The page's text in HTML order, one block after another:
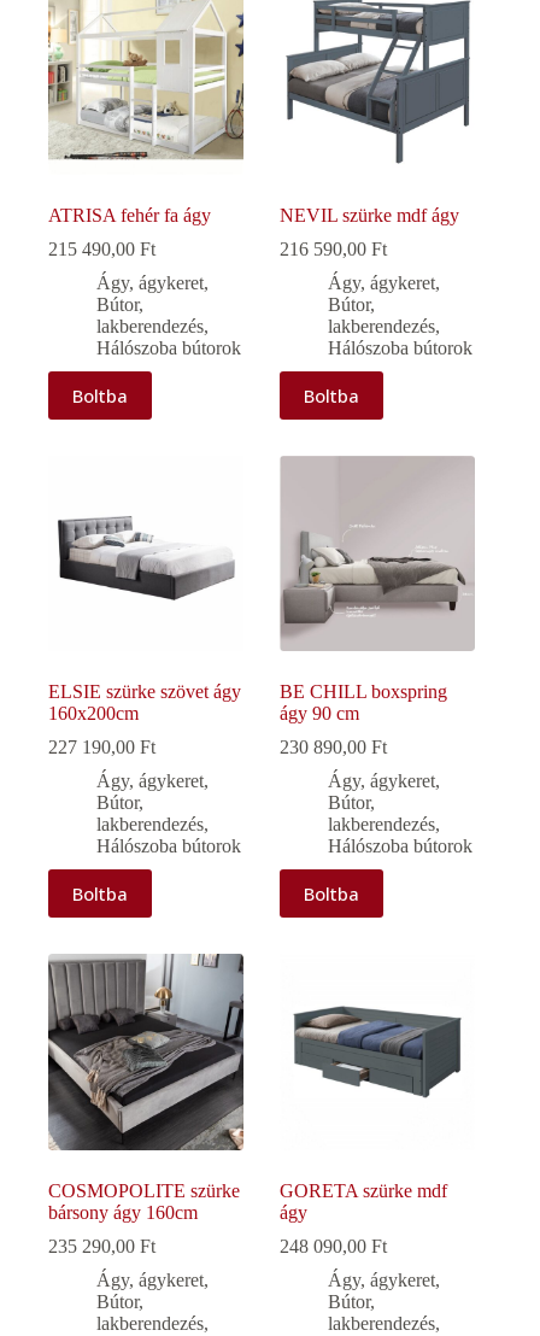
ATRISA fehér fa ágy
215 490,00 Ft
Ágy, ágykeret,
Bútor,
lakberendezés,
Hálószoba bútorok
Boltba
NEVIL szürke mdf ágy
216 590,00Ft
Ágy, ágykeret,
Bútor,
lakberendezés,
Hálószoba bútorok
Boltba
ELSIE szürke szövet ágy
160x200cm
227 190,00 Ft
Ágy, ágykeret,
Bútor,
lakberendezés,
Hálószoba bútorok
Boltba
BE CHILL boxspring
ágy 90 cm
230 890,00Ft
Ágy, ágykeret,
Bútor,
lakberendezés,
Hálószoba bútorok
Boltba
COSMOPOLITE szürke
bársony ágy 160cm
235 290,00 Ft
Ágy, ágykeret,
Bútor,
lakberendezés,
GORETA szürke mdf
ágy
248 090,00Ft
Ágy, ágykeret,
Bútor,
lakberendezés,